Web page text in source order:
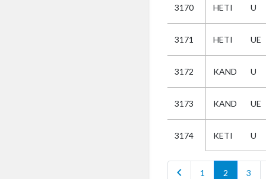
3170 HETI U
3171 HETI UE
3172 KAND U
3173 KAND UE
3174 KETI U
chevron_left 1 2 3